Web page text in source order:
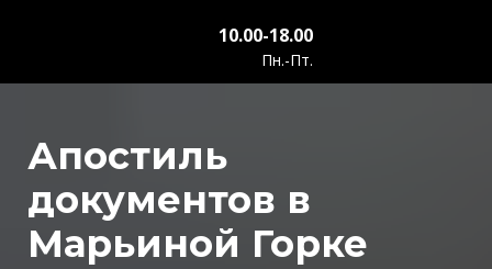
10.00-18.00
Пн.-Пт.
Апостиль
документов в
Марьиной Горке